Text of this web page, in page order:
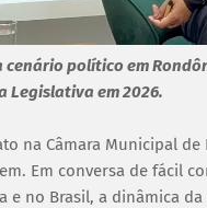
cenário político em
Legislativa em 2026.
na Câmara Municipal
Em conversa de fácil
no Brasil, a dinâmica da